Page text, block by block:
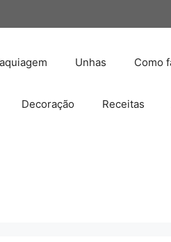
Unhas Como
Decoração Receitas